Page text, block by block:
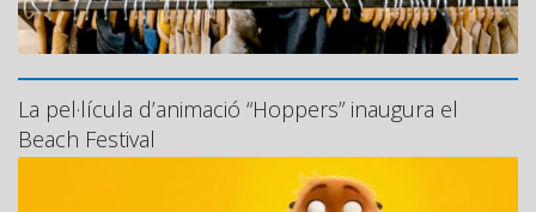
La pel·lícula d’animació “Hoppers” inaugura el
Beach Festival